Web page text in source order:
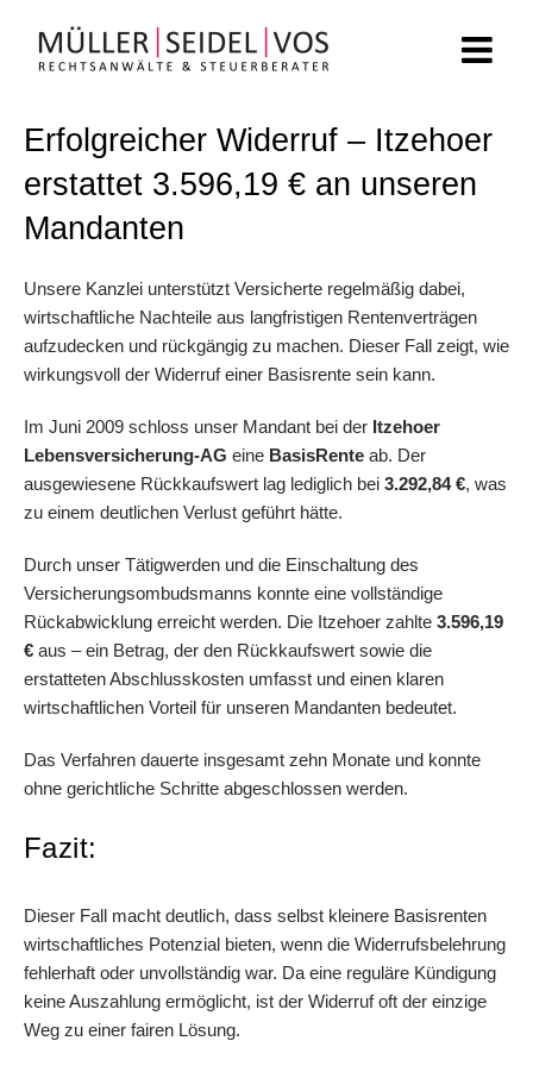
springen
Erfolgreicher Widerruf – Itzehoer
erstattet 3.596,19 € an unseren
Mandanten
Unsere Kanzlei unterstützt Versicherte regelmäßig dabei,
wirtschaftliche Nachteile aus langfristigen Rentenverträgen
aufzudecken und rückgängig zu machen. Dieser Fall zeigt, wie
wirkungsvoll der Widerruf einer Basisrente sein kann.
Im Juni 2009 schloss unser Mandant bei der Itzehoer
Lebensversicherung-AG eine BasisRenteab. Der
ausgewiesene Rückkaufswert lag lediglich bei 3.292,84 €, was
zu einem deutlichen Verlust geführt hätte.
Durch unser Tätigwerden und die Einschaltung des
Versicherungsombudsmanns konnte eine vollständige
Rückabwicklung erreicht werden. Die Itzehoer zahlte 3.596,19
€aus – ein Betrag, der den Rückkaufswert sowie die
erstatteten Abschlusskosten umfasst und einen klaren
wirtschaftlichen Vorteil für unseren Mandanten bedeutet.
Das Verfahren dauerte insgesamt zehn Monate und konnte
ohne gerichtliche Schritte abgeschlossen werden.
Fazit:
Dieser Fall macht deutlich, dass selbst kleinere Basisrenten
wirtschaftliches Potenzial bieten, wenn die Widerrufsbelehrung
fehlerhaft oder unvollständig war. Da eine reguläre Kündigung
keine Auszahlung ermöglicht, ist der Widerruf oft der einzige
Weg zu einer fairen Lösung.